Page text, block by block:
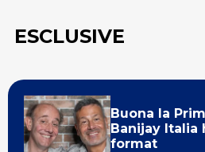
ESCLUSIVE
Buona la
Banijay Italia
format